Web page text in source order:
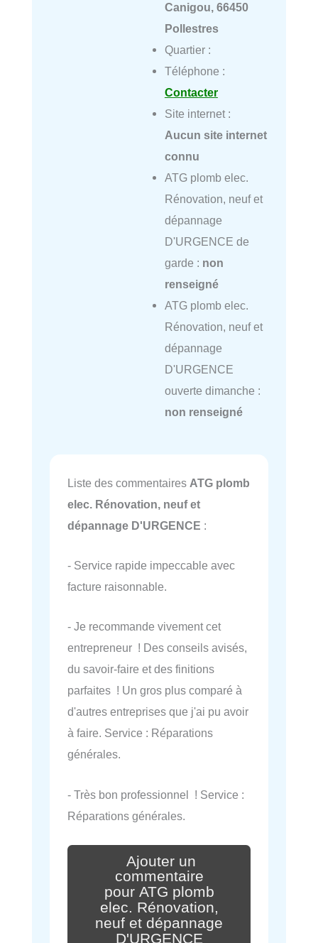
Canigou, 66450
Pollestres
Quartier :
Téléphone :
Contacter
Site internet :
Aucun site internet
connu
ATG plomb elec.
Rénovation, neuf et
dépannage
D'URGENCE de
garde : non
renseigné
ATG plomb elec.
Rénovation, neuf et
dépannage
D'URGENCE
ouverte dimanche :
non renseigné
Liste des commentaires ATG plomb
elec. Rénovation, neuf et
dépannage D'URGENCE :
- Service rapide impeccable avec
facture raisonnable.
- Je recommande vivement cet
entrepreneur ! Des conseils avisés,
du savoir-faire et des finitions
parfaites ! Un gros plus comparé à
d'autres entreprises que j'ai pu avoir
à faire. Service : Réparations
générales.
- Très bon professionnel ! Service :
Réparations générales.
Ajouter un
commentaire
pour ATG plomb
elec. Rénovation,
neuf et dépannage
D'URGENCE